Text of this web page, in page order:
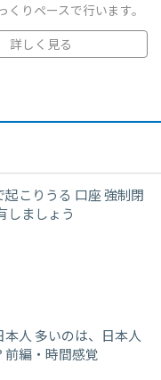
くりペースで行います。
詳しく見る
こりうる 口座 強制閉
しましょう
人 多いのは、日本人
前編・時間感覚